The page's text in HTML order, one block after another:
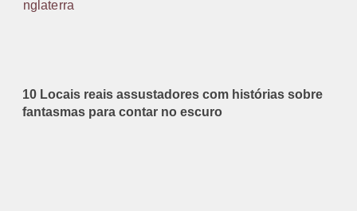
10 Locais reais assustadores com histórias sobre
fantasmas para contar no escuro